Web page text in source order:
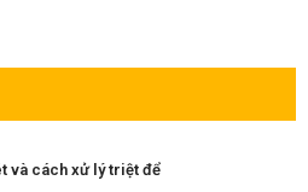
và cách xử lý triệt để